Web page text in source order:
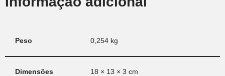
Peso 0,254 kg
Dimensões 18 × 13 × 3 cm